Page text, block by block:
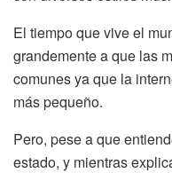
El tiempo que vive el
grandemente a que las
comunes ya que la
más pequeño.
Pero, pese a que
estado, y mientras